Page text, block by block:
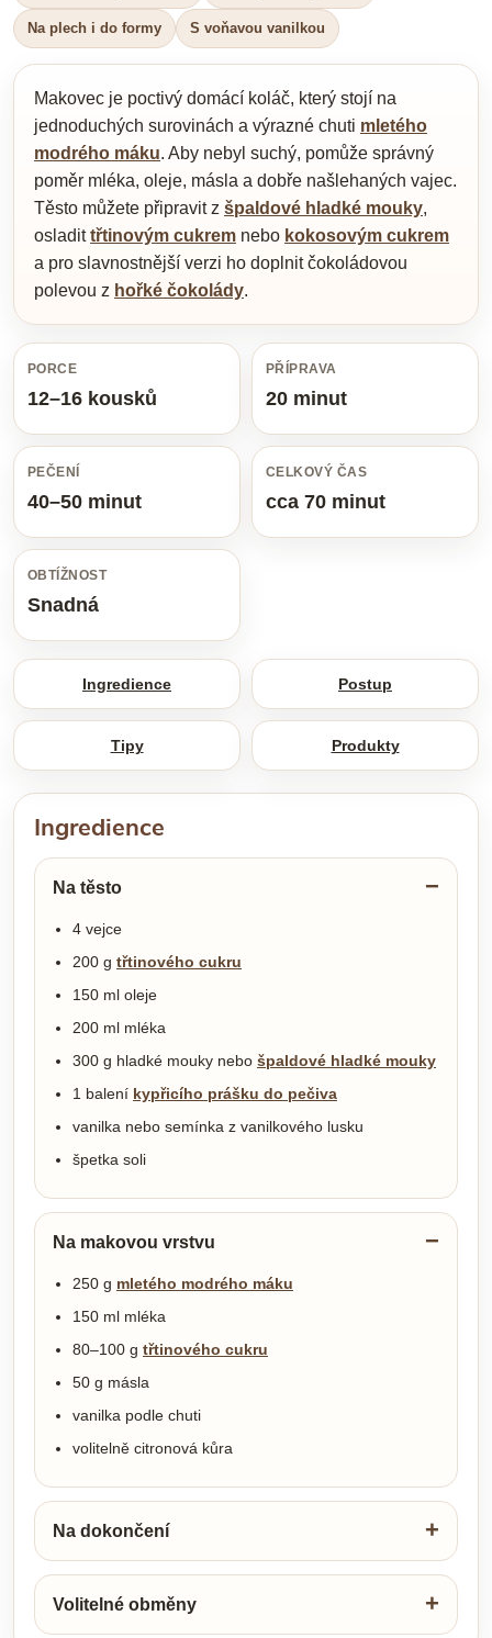
Na plech i do formy S voňavou vanilkou
Makovec je poctivý domácí koláč, který stojí na
jednoduchých surovinách a výrazné chuti mletého
modrého máku. Aby nebyl suchý, pomůže správný
poměr mléka, oleje, másla a dobře našlehaných vajec.
Těsto můžete připravit z špaldové hladké mouky,
osladittřtinovým cukrem nebo kokosovým cukrem
a pro slavnostnější verzi ho doplnit čokoládovou
polevou z hořké čokolády.
PORCE
12–16 kousků
PŘÍPRAVA
20 minut
PEČENÍ
40–50 minut
CELKOVÝ ČAS
cca 70 minut
OBTÍŽNOST
Snadná
Ingredience Postup
Tipy Produkty
Ingredience
Na těsto
4 vejce
200 g třtinového cukru
150 ml oleje
200 ml mléka
300 g hladké mouky nebo špaldové hladké mouky
1 balení kypřicího prášku do pečiva
vanilka nebo semínka z vanilkového lusku
špetka soli
Na makovou vrstvu
250 g mletého modrého máku
150 ml mléka
80–100 g třtinového cukru
50 g másla
vanilka podle chuti
volitelně citronová kůra
Na dokončení
Volitelné obměny